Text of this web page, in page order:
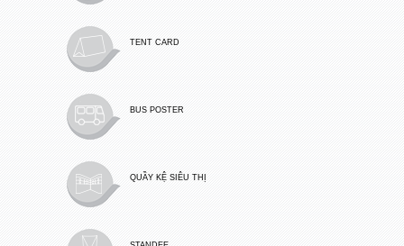
TENT CARD
BUS POSTER
QUẦY KỆ SIÊU THỊ